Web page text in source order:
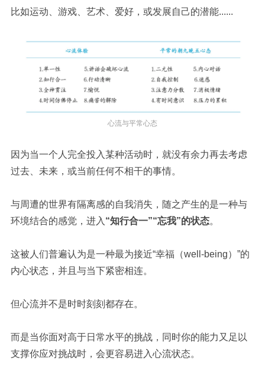
比如运动、游戏、艺术、爱好，或发展自己的潜能......
心流与平常心态
因为当一个人完全投入某种活动时，就没有余力再去考虑
过去、未来，或当前任何不相干的事情。
与周遭的世界有隔离感的自我消失，随之产生的是一种与
环境结合的感觉，进入 “知行合一”“忘我”的状态。
这被人们普遍认为是一种最为接近“幸福（well-being）”的
内心状态，并且与当下紧密相连。
但心流并不是时时刻刻都存在。
而是当你面对高于日常水平的挑战，同时你的能力又足以
支撑你应对挑战时，会更容易进入心流状态。